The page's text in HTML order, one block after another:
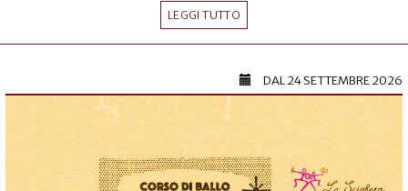
LEGGI TUTTO
DAL24 SETTEMBRE 2026